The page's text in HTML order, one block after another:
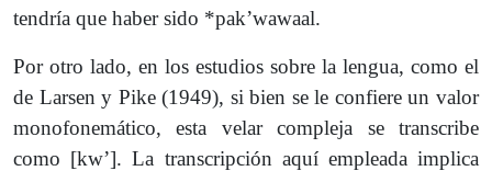
tendría que haber sido *pakʼwawaal.
Por otro lado, en los estudios sobre la lengua, como el
de Larsen y Pike (1949), si bien se le confiere un valor
monofonemático, esta velar compleja se transcribe
como [kwʼ]. La transcripción aquí empleada implica